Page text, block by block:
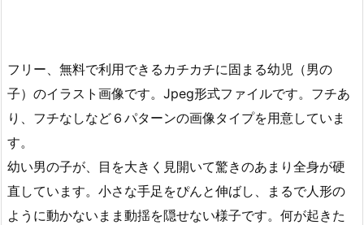
フリー、無料で利用できるカチカチに固まる幼児（男の
子）のイラスト画像です。Jpeg形式ファイルです。フチあ
り、フチなしなど６パターンの画像タイプを用意していま
す。
幼い男の子が、目を大きく見開いて驚きのあまり全身が硬
直しています。小さな手足をぴんと伸ばし、まるで人形の
ように動かないまま動揺を隠せない様子です。何が起きた